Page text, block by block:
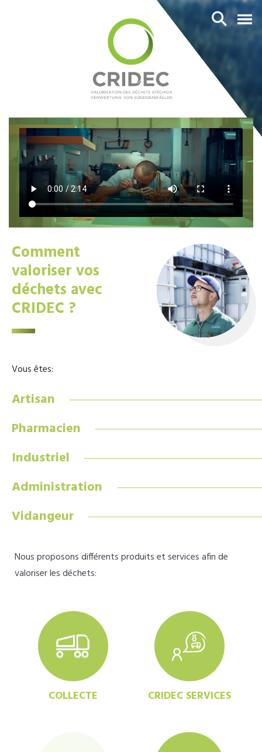
Comment
valoriser vos
déchets avec
CRIDEC ?
Vous êtes:
Artisan
Pharmacien
Industriel
Administration
Vidangeur
Nous proposons différents produits et services afin de
valoriser les déchets:
COLLECTE CRIDEC SERVICES